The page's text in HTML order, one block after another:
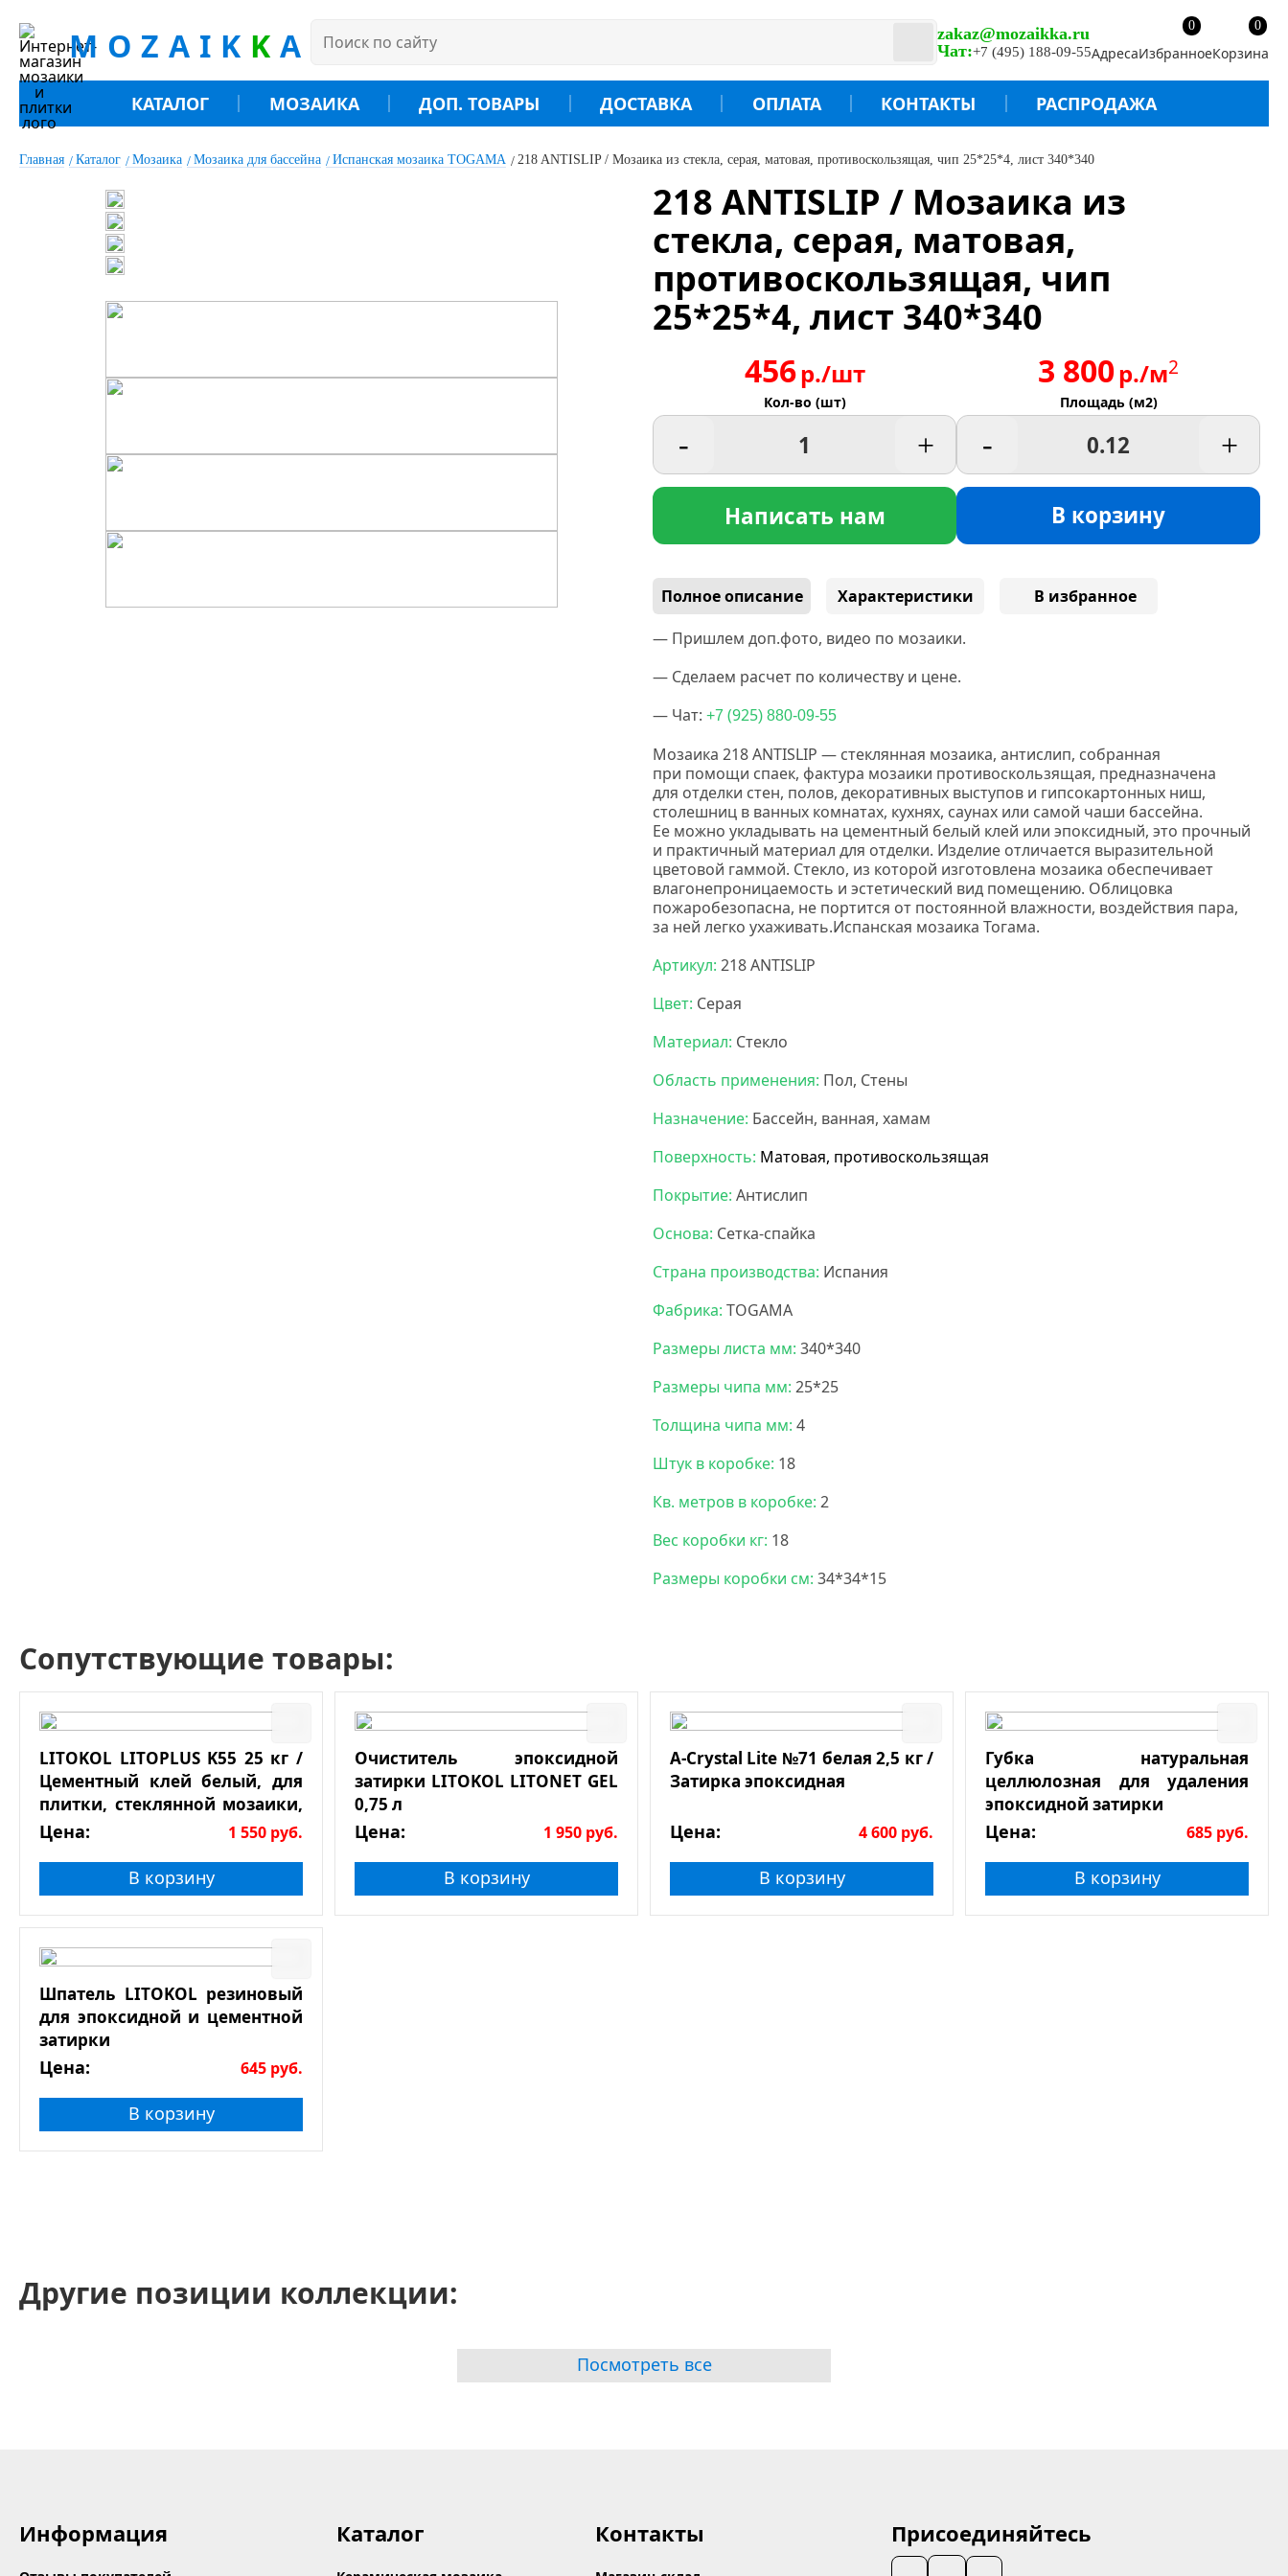
MOZAIK K A
zakaz@mozaikka.ru
Чат:+7 (495) 188-09-55Адреса
0
ИзбранноеКорзина
0
КАТАЛОГ МОЗАИКА ДОП. ТОВАРЫ ДОСТАВКА ОПЛАТА КОНТАКТЫ РАСПРОДАЖА
Главная Каталог Мозаика Мозаика для бассейна Испанская мозаика TOGAMA 218 ANTISLIP / Мозаика из стекла, серая, матовая, противоскользящая, чип 25*25*4, лист 340*340
218 ANTISLIP / Мозаика из
стекла, серая, матовая,
противоскользящая, чип
25*25*4, лист 340*340
456р./шт
Кол-во (шт)
- +
Написать нам
3 800р./м2
Площадь (м2)
- +
В корзину
Полное описание Характеристики
В избранное
— Пришлем доп.фото, видео по мозаики.
— Сделаем расчет по количеству и цене.
— Чат: +7 (925) 880-09-55
Мозаика 218 ANTISLIP — стеклянная мозаика, антислип, собранная
при помощи спаек, фактура мозаики противоскользящая, предназначена
для отделки стен, полов, декоративных выступов и гипсокартонных ниш,
столешниц в ванных комнатах, кухнях, саунах или самой чаши бассейна.
Ее можно укладывать на цементный белый клей или эпоксидный, это прочный
и практичный материал для отделки. Изделие отличается выразительной
цветовой гаммой. Стекло, из которой изготовлена мозаика обеспечивает
влагонепроницаемость и эстетический вид помещению. Облицовка
пожаробезопасна, не портится от постоянной влажности, воздействия пара,
за ней легко ухаживать.Испанская мозаика Тогама.
Артикул: 218 ANTISLIP
Цвет: Серая
Материал: Стекло
Область применения: Пол, Стены
Назначение: Бассейн, ванная, хамам
Поверхность: Матовая, противоскользящая
Покрытие: Антислип
Основа: Сетка-спайка
Страна производства: Испания
Фабрика: TOGAMA
Размеры листа мм: 340*340
Размеры чипа мм: 25*25
Толщина чипа мм: 4
Штук в коробке: 18
Кв. метров в коробке: 2
Вес коробки кг: 18
Размеры коробки см: 34*34*15
Сопутствующие товары:
LITOKOL LITOPLUS K55 25 кг /
Цементный клей белый, для
плитки, стеклянной мозаики,
натурального камня
Цена: 1 550 руб.
В корзину
Очиститель эпоксидной
затирки LITOKOL LITONET GEL
0,75 л
Цена: 1 950 руб.
В корзину
A-Crystal Lite №71 белая 2,5 кг /
Затирка эпоксидная
Цена: 4 600 руб.
В корзину
Губка натуральная
целлюлозная для удаления
эпоксидной затирки
Цена: 685 руб.
В корзину
Шпатель LITOKOL резиновый
для эпоксидной и цементной
затирки
Цена: 645 руб.
В корзину
Другие позиции коллекции:
Посмотреть все
Информация Каталог Контакты Присоединяйтесь